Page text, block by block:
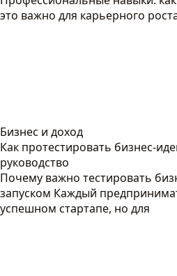
это важно для карьерного
Бизнес и доход
Как протестировать бизнес-
руководство
Почему важно тестировать
запуском Каждый
успешном стартапе, но для